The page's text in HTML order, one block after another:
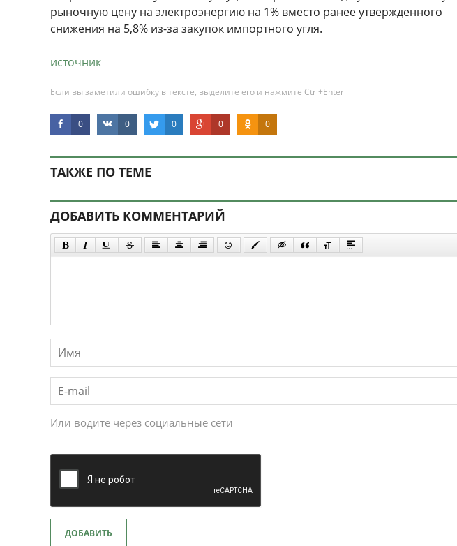
рыночную цену на электроэнергию на 1% вместо ранее утвержденного
снижения на 5,8% из-за закупок импортного угля.
источник
Если вы заметили ошибку в тексте, выделите его и нажмите Ctrl+Enter
0 0 0 0 0
ТАКЖЕ ПО ТЕМЕ
ДОБАВИТЬ КОММЕНТАРИЙ
Или водите через социальные сети
ДОБАВИТЬ